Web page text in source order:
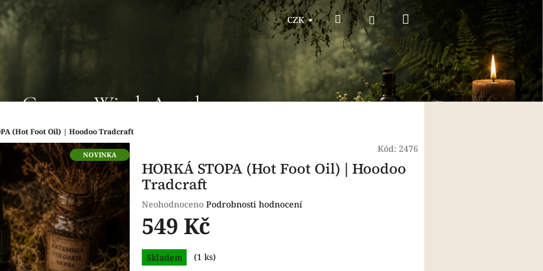
CZK HledatPřihlášeníNákupní
košík
(Hot Foot Oil) | Hoodoo Tradcraft
NOVINKA
Kód: 2476
HORKÁ STOPA (Hot Foot Oil) | Hoodoo
Tradcraft
Průměrné
hodnocení
produktu
0,0
z
Neohodnoceno Podrobnosti hodnocení
549 Kč
Měrná
cena:
Skladem (1 ks)